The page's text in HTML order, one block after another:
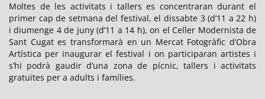
Moltes de les activitats i tallers es concentraran durant el
primer cap de setmana del festival, el dissabte 3 (d’11 a 22 h)
i diumenge 4 de juny (d’11 a 14 h), on el Celler Modernista de
Sant Cugat es transformarà en un Mercat Fotogràfic d’Obra
Artística per inaugurar el festival i on participaran artistes i
s’hi podrà gaudir d’una zona de pícnic, tallers i activitats
gratuïtes per a adults i famílies.